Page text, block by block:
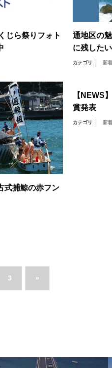
じら祭りフォト
通地区の
に残した
カテゴリ 新
式捕鯨の赤フン
【NEWS
賞発表
カテゴリ 新
3 »